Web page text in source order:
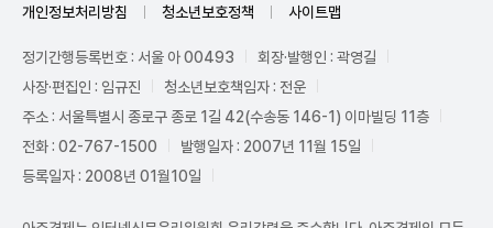
개인정보처리방침 청소년보호정책 사이트맵
정기간행등록번호 : 서울 아 00493
회장·발행인 : 곽영길
사장·편집인 : 임규진
청소년보호책임자 : 전운
주소 : 서울특별시 종로구 종로 1길 42(수송동 146-1) 이마빌딩 11층
전화 : 02-767-1500
발행일자 : 2007년 11월 15일
등록일자 : 2008년 01월10일